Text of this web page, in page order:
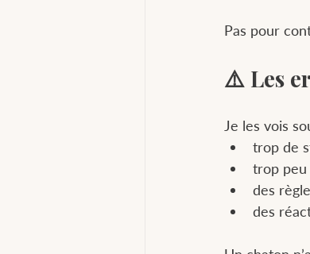
Pas pour
⚠️ Les
Je les vois
trop de
trop peu
des
des